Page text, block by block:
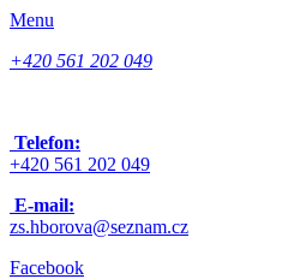
Menu
+420 561 202 049
Telefon:
+420 561 202 049
E-mail:
zs.hborova@seznam.cz
Facebook